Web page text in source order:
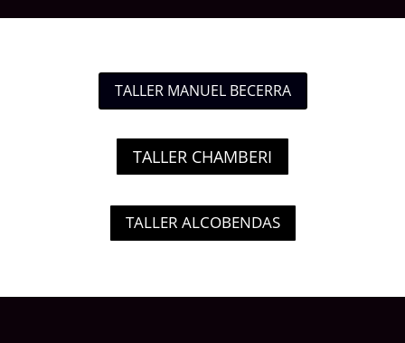
TALLER MANUEL BECERRA
TALLER CHAMBERI
TALLER ALCOBENDAS